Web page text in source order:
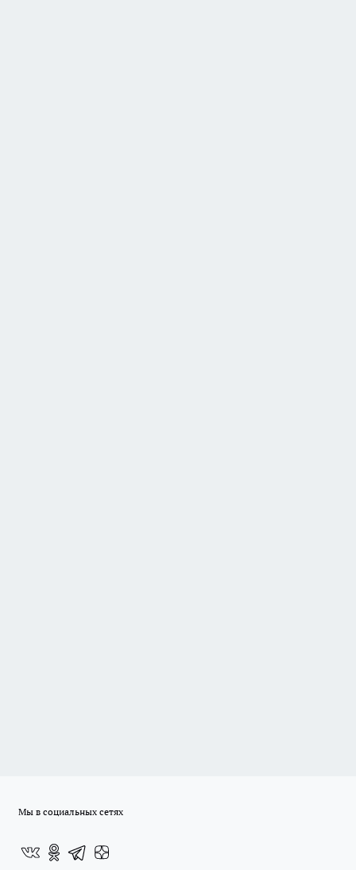
Мы в социальных сетях